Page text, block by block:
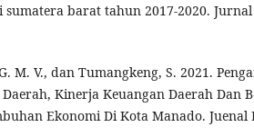
barat tahun 2017-2020. Jurnal
M. V., dan Tumangkeng, S. 2021.
Kinerja Keuangan Daerah Dan
Ekonomi Di Kota Manado. Juenal